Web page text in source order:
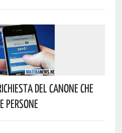
Del Canone Che
Persone